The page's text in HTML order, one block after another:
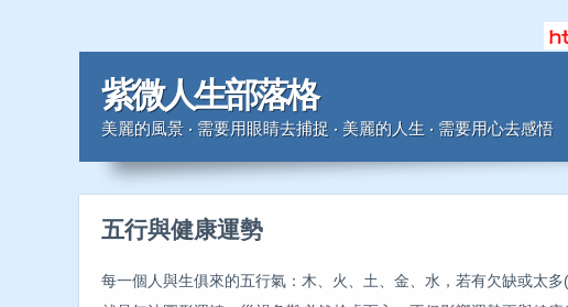
紫微人生部落格
美麗的風景 ‧ 需要用眼睛去捕捉 ‧ 美麗的人生 ‧ 需要用心去感悟
五行與健康運勢
每一個人與生俱來的五行氣：木、火、土、金、水，若有欠缺或太